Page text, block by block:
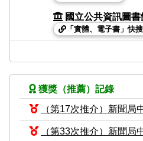
國立公共資訊圖書
「實體、電子書」快搜
獲獎（推薦）記錄
（第17次推介）新聞局
（第33次推介）新聞局